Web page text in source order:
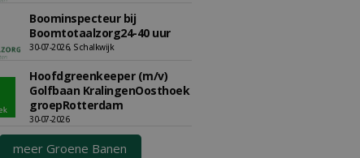
Boominspecteur bij
Boomtotaalzorg24-40 uur
30-07-2026, Schalkwijk
Hoofdgreenkeeper (m/v)
Golfbaan KralingenOosthoek
groepRotterdam
30-07-2026
meer Groene Banen